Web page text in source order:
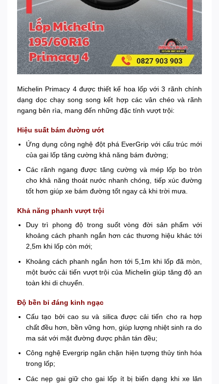
Michelin Primacy 4 được thiết kế hoa lốp với 3 rãnh chính
dạng dọc chạy song song kết hợp các vân chéo và rãnh
ngang bên rìa, mang đến những đặc tính vượt trội:
Hiệu suất bám đường ướt
Ứng dụng công nghệ đột phá EverGrip với cấu trúc mới
của gai lốp tăng cường khả năng bám đường;
Các rãnh ngang được tăng cường và mép lốp bo tròn
cho khả năng thoát nước nhanh chóng, tiếp xúc đường
tốt hơn giúp xe bám đường tốt ngay cả khi trời mưa.
Khả năng phanh vượt trội
Duy trì phong độ trong suốt vòng đời sản phẩm với
khoảng cách phanh ngắn hơn các thương hiệu khác tới
2,5m khi lốp còn mới;
Khoảng cách phanh ngắn hơn tới 5,1m khi lốp đã mòn,
một bước cải tiến vượt trội của Michelin giúp tăng độ an
toàn khi di chuyển.
Độ bền bỉ đáng kinh ngạc
Cấu tạo bởi cao su và silica được cải tiến cho ra hợp
chất đều hơn, bền vững hơn, giúp lượng nhiệt sinh ra do
ma sát với mặt đường được phân tán đều;
Công nghệ Evergrip ngăn chặn hiện tượng thủy tinh hóa
trong lốp;
Các nẹp gai giữ cho gai lốp ít bị biến dạng khi xe lăn